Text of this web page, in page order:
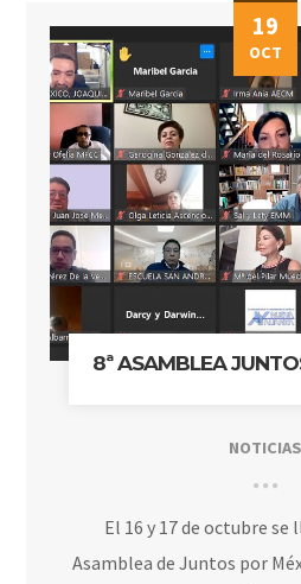
19
OCT
8ª ASAMBLEA
NOTICIAS
El 16 y 17 de octubre se
Asamblea de Juntos por